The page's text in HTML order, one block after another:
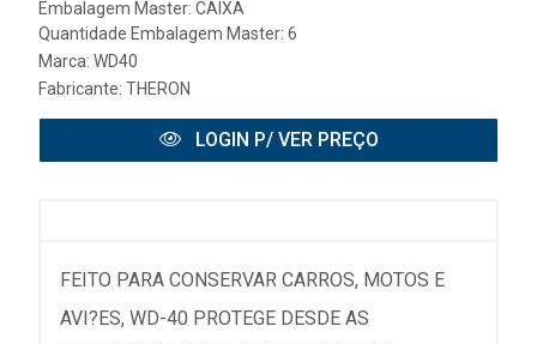
Embalagem Master: CAIXA
Quantidade Embalagem Master: 6
Marca: WD40
Fabricante: THERON
LOGIN P/ VER PREÇO
FEITO PARA CONSERVAR CARROS, MOTOS E
AVI?ES, WD-40 PROTEGE DESDE AS